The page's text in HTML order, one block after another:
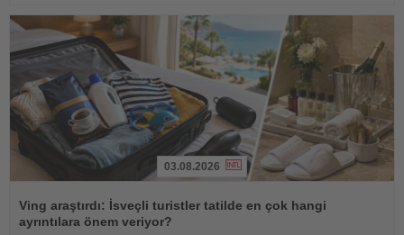
Oku
03.08.2026
Ving araştırdı: İsveçli turistler tatilde en çok hangi
ayrıntılara önem veriyor?